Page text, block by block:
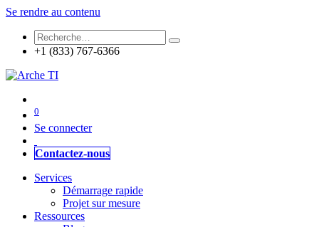
Se rendre au contenu
+1 (833) 767-6366
0
Se connecter
Contactez-nous
Services
Démarrage rapide
Projet sur mesure
Ressources